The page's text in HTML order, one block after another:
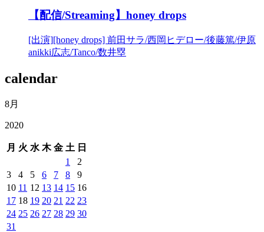
【配信/Streaming】honey drops
[出演][honey drops] 前田サラ/西岡ヒデロー/後藤篤/伊原
anikki広志/Tanco/数井塁
calendar
8月
2020
月 火 水 木 金 土 日
1
2
3
4 5 6 7 8
9
10 11 12 13 14 15 16
17 18 19 20 21 22 23
24 25 26 27 28 29 30
31